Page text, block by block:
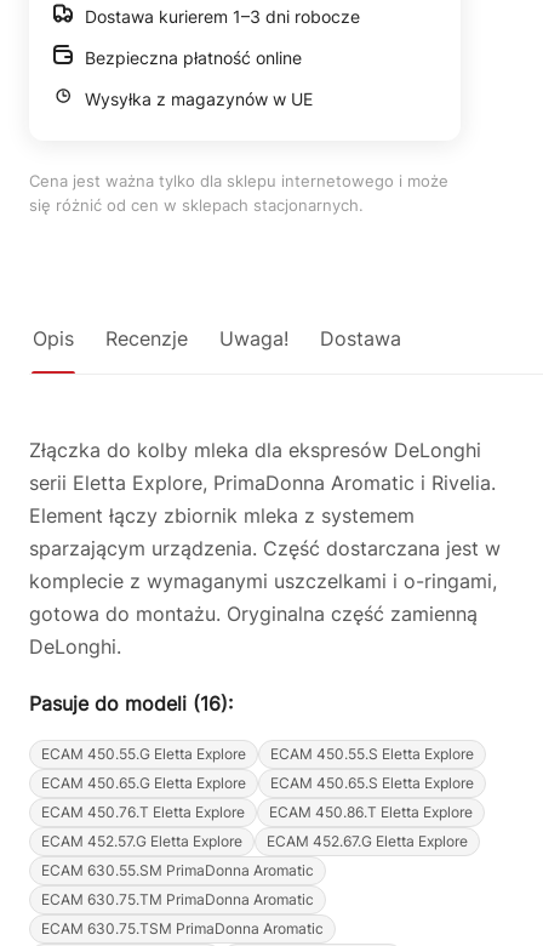
Dostawa kurierem 1–3 dni robocze
Bezpieczna płatność online
Wysyłka z magazynów w UE
Cena jest ważna tylko dla sklepu internetowego i może
się różnić od cen w sklepach stacjonarnych.
Opis Recenzje Uwaga! Dostawa
Złączka do kolby mleka dla ekspresów DeLonghi
serii Eletta Explore, PrimaDonna Aromatic i Rivelia.
Element łączy zbiornik mleka z systemem
sparzającym urządzenia. Część dostarczana jest w
komplecie z wymaganymi uszczelkami i o-ringami,
gotowa do montażu. Oryginalna część zamienną
DeLonghi.
Pasuje do modeli (16):
ECAM 450.55.G Eletta Explore
ECAM 450.55.S Eletta Explore
ECAM 450.65.G Eletta Explore
ECAM 450.65.S Eletta Explore
ECAM 450.76.T Eletta Explore
ECAM 450.86.T Eletta Explore
ECAM 452.57.G Eletta Explore
ECAM 452.67.G Eletta Explore
ECAM 630.55.SM PrimaDonna Aromatic
ECAM 630.75.TM PrimaDonna Aromatic
ECAM 630.75.TSM PrimaDonna Aromatic